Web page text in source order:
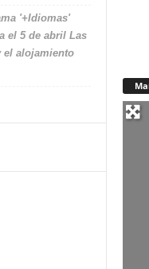
'+Idiomas'
el 5 de abril Las
el alojamiento